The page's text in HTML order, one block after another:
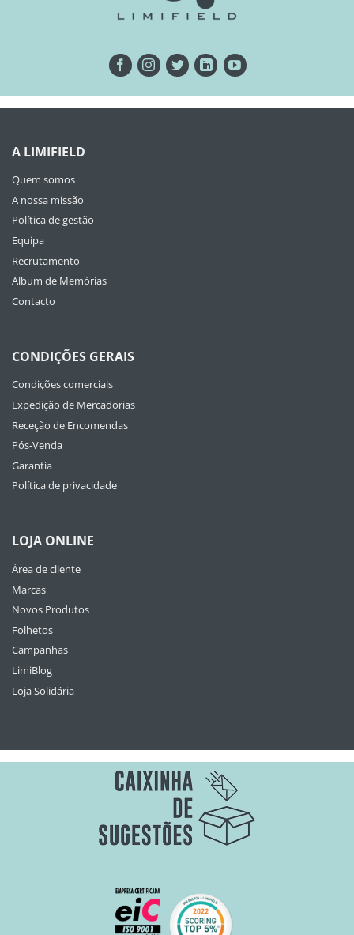
A LIMIFIELD
Quem somos
A nossa missão
Política de gestão
Equipa
Recrutamento
Album de Memórias
Contacto
CONDIÇÕES GERAIS
Condições comerciais
Expedição de Mercadorias
Receção de Encomendas
Pós-Venda
Garantia
Política de privacidade
LOJA ONLINE
Área de cliente
Marcas
Novos Produtos
Folhetos
Campanhas
LimiBlog
Loja Solidária